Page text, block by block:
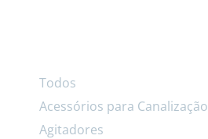
Todos
Acessórios para Canalização
Agitadores